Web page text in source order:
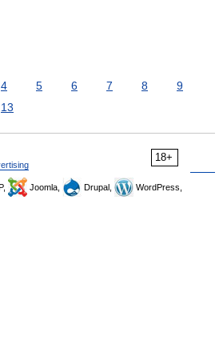
4 5 6 7 8
9
13
18+
Joomla, Drupal,
WordPress,